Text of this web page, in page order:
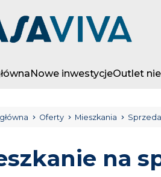
Nowe inwestycjeOutlet
Oferty Mieszkania
na